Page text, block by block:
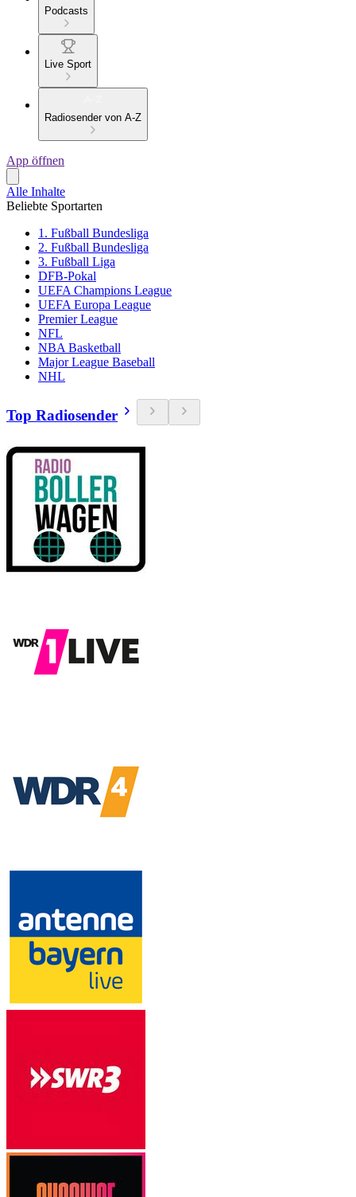
Podcasts
Live Sport
Radiosender von A-Z
App öffnen
Alle Inhalte
Beliebte Sportarten
1. Fußball Bundesliga
2. Fußball Bundesliga
3. Fußball Liga
DFB-Pokal
UEFA Champions League
UEFA Europa League
Premier League
NFL
NBA Basketball
Major League Baseball
NHL
Top Radiosender